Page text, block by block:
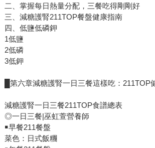
二、掌握每日熱量分配，三餐吃得剛剛好
三、減糖護腎211TOP餐盤健康指南
四、低鹽低磷鉀
1低鹽
2低磷
3低鉀
█第六章減糖護腎一日三餐這樣吃：211TOP
減糖護腎一日三餐211TOP食譜總表
◎一日三餐|巫虹萱營養師
￭早餐211餐盤
菜色：日式飯糰